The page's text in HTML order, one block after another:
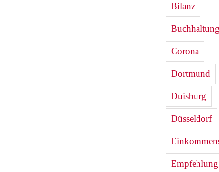
Bilanz
Buchhaltung
Corona
Dortmund
Duisburg
Düsseldorf
Empfehlung